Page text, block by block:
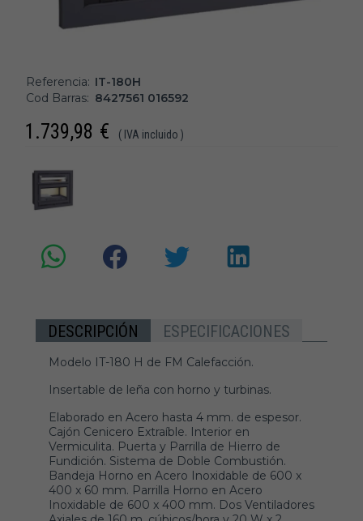
Referencia: IT-180H
Cod Barras: 8427561 016592
1.739,98 € ( IVA incluido )
DESCRIPCIÓN ESPECIFICACIONES
Modelo IT-180 H de FM Calefacción.
Insertable de leña con horno y turbinas.
Elaborado en Acero hasta 4 mm. de espesor.
Cajón Cenicero Extraíble. Interior en
Vermiculita. Puerta y Parrilla de Hierro de
Fundición. Sistema de Doble Combustión.
Bandeja Horno en Acero Inoxidable de 600 x
400 x 60 mm. Parrilla Horno en Acero
Inoxidable de 600 x 400 mm. Dos Ventiladores